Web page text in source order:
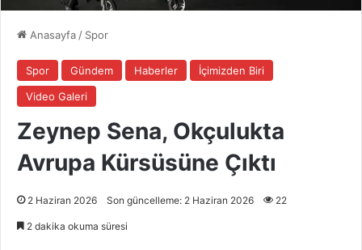
Anasayfa / Spor
Spor Gündem Haberler
İçimizden Biri
Video Galeri
Zeynep Sena, Okçulukta
Avrupa Kürsüsüne Çıktı
2 Haziran 2026 Son güncelleme: 2 Haziran 2026 22
2 dakika okuma süresi